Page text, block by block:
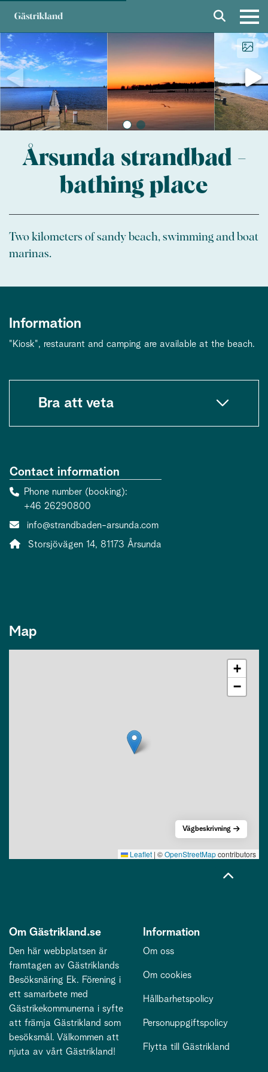
Årsunda strandbad -
bathing place
Two kilometers of sandy beach, swimming and boat
marinas.
Information
"Kiosk", restaurant and camping are available at the beach.
Bra att veta
Contact information
Phone number (booking)
+46 26290800
Contact person email:
info@strandbaden-arsunda.com
Address:
Storsjövägen 14, 81173 Årsunda
Map
+
−
Leaflet | ©OpenStreetMapcontributors
Vägbeskrivning
Om Gästrikland.se
Den här webbplatsen är
framtagen av Gästriklands
Besöksnäring Ek. Förening i
ett samarbete med
Gästrikekommunerna i syfte
att främja Gästrikland som
besöksmål. Välkommen att
njuta av vårt Gästrikland!
Information
Om oss
Om cookies
Hållbarhetspolicy
Personuppgiftspolicy
Flytta till Gästrikland